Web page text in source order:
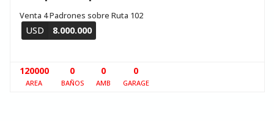
Venta 4 Padrones sobre Ruta 102
USD 8.000.000
120000
AREA
0
BAÑOS
0
AMB
0
GARAGE